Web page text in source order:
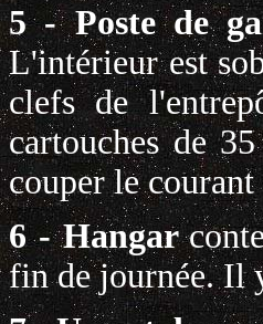
5 - Poste de
L'intérieur est
clefs de
cartouches de
couper le courant
6 - Hangar
fin de journée. Il